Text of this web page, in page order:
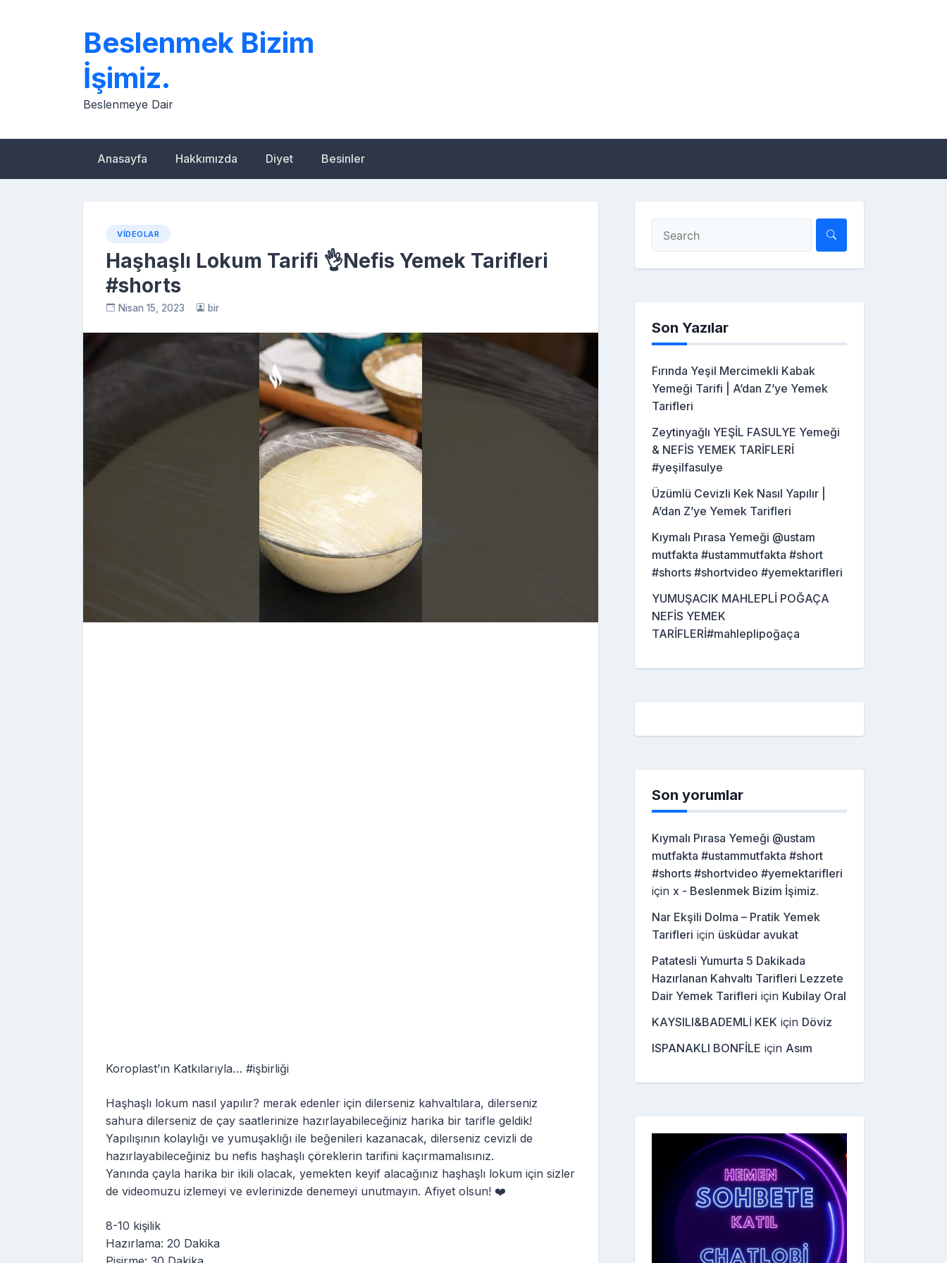
Beslenmek Bizim
İşimiz.
Beslenmeye Dair
Anasayfa Hakkımızda Diyet Besinler
VIDEOLAR
Haşhaşlı Lokum Tarifi 👌Nefis Yemek Tarifleri
#shorts
Nisan 15, 2023 bir
Koroplast’ın Katkılarıyla… #işbirliği
Haşhaşlı lokum nasıl yapılır? merak edenler için dilerseniz kahvaltılara, dilerseniz
sahura dilerseniz de çay saatlerinize hazırlayabileceğiniz harika bir tarifle geldik!
Yapılışının kolaylığı ve yumuşaklığı ile beğenileri kazanacak, dilerseniz cevizli de
hazırlayabileceğiniz bu nefis haşhaşlı çöreklerin tarifini kaçırmamalısınız.
Yanında çayla harika bir ikili olacak, yemekten keyif alacağınız haşhaşlı lokum için sizler
de videomuzu izlemeyi ve evlerinizde denemeyi unutmayın. Afiyet olsun! ❤️
8-10 kişilik
Hazırlama: 20 Dakika
Son Yazılar
Fırında Yeşil Mercimekli Kabak
Yemeği Tarifi | A’dan Z’ye Yemek
Tarifleri
Zeytinyağlı YEŞİL FASULYE Yemeği
& NEFİS YEMEK TARİFLERİ
#yeşilfasulye
Üzümlü Cevizli Kek Nasıl Yapılır |
A’dan Z’ye Yemek Tarifleri
Kıymalı Pırasa Yemeği @ustam
mutfakta #ustammutfakta #short
#shorts #shortvideo #yemektarifleri
YUMUŞACIK MAHLEPLİ POĞAÇA
NEFİS YEMEK
TARİFLERİ#mahleplipoğaça
Son yorumlar
Kıymalı Pırasa Yemeği @ustam
mutfakta #ustammutfakta #short
#shorts #shortvideo #yemektarifleri
için x - Beslenmek Bizim İşimiz.
Nar Ekşili Dolma – Pratik Yemek
Tarifleri için üsküdar avukat
Patatesli Yumurta 5 Dakikada
Hazırlanan Kahvaltı Tarifleri Lezzete
Dair Yemek Tarifleri için Kubilay Oral
KAYSILI&BADEMLİ KEK için Döviz
ISPANAKLI BONFİLE için Asım